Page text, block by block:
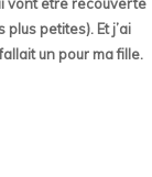
petites). Et j’ai
un pour ma fille.